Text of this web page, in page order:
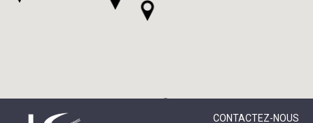
CONTACTEZ-NOUS